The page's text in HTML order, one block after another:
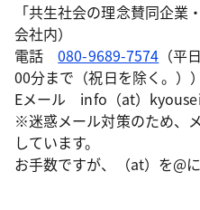
「共生社会の理念賛同企業
会社内）
電話080-9689-7574 （
00分まで（祝日を除く。））
Eメール info（at）
※迷惑メール対策のため、
しています。
お手数ですが、（at）を@